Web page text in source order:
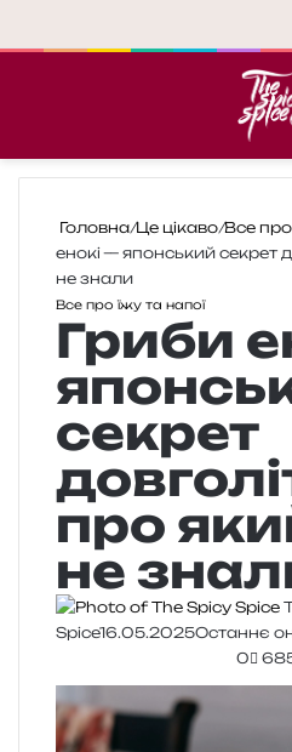
Головна/Це цікаво/Все про
енокі — японський секрет
не знали
Все про їжу та напої
Гриби
секрет
про
не
Spice16.05.2025Останнє
0